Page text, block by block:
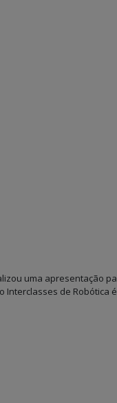
uma apresentação
Interclasses de Robótica